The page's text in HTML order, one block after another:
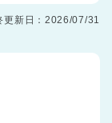
更新日：2026/07/31